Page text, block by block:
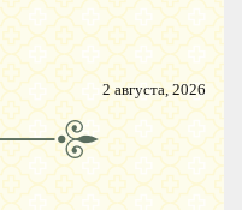
2 августа, 2026